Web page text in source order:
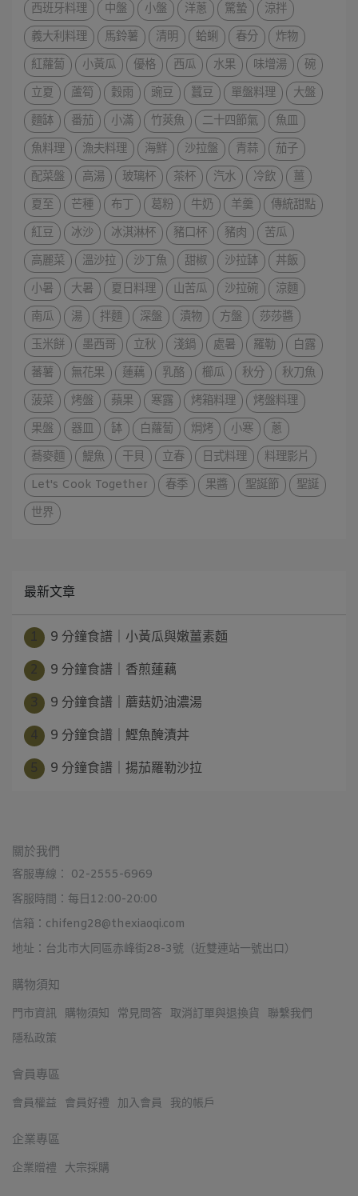
西班牙料理
中盤 小盤 洋蔥 驚蟄
涼拌
義大利料理
馬鈴薯 清明 蛤蜊 春分
炸物
紅蘿蔔
小黃瓜 優格 西瓜 水果 味增湯
碗
立夏
蘆筍 穀雨 豌豆 蠶豆 單盤料理
大盤
麵缽
番茄 小滿 竹莢魚 二十四節氣
魚皿
魚料理
漁夫料理 海鮮 沙拉盤 青蒜
茄子
配菜盤
高湯 玻璃杯 茶杯 汽水 冷飲
薑
夏至
芒種 布丁 葛粉 牛奶 羊羹
傳統甜點
紅豆
冰沙 冰淇淋杯 豬口杯 豬肉
苦瓜
高麗菜
溫沙拉 沙丁魚 甜椒 沙拉缽
丼飯
小暑
大暑 夏日料理 山苦瓜 沙拉碗
涼麵
南瓜
湯 拌麵 深盤 漬物 方盤
莎莎醬
玉米餅
墨西哥 立秋 淺鍋 處暑 羅勒
白露
蕃薯
無花果 蓮藕 乳酪 櫛瓜 秋分
秋刀魚
菠菜
烤盤 蘋果 寒露 烤箱料理
烤盤料理
果盤
器皿 缽 白蘿蔔 焗烤 小寒
蔥
蕎麥麵
鯷魚 干貝 立春 日式料理
料理影片
Let's Cook Together
春季 果醬 聖誕節
聖誕
世界
最新文章
9 分鐘食譜｜小黃瓜與嫩薑素麵
9 分鐘食譜｜香煎蓮藕
9 分鐘食譜｜蘑菇奶油濃湯
9 分鐘食譜｜鰹魚醃漬丼
9 分鐘食譜｜揚茄羅勒沙拉
關於我們
客服專線： 02-2555-6969
客服時間：每日12:00-20:00
信箱：chifeng28@thexiaoqi.com
地址：台北市大同區赤峰街28-3號（近雙連站一號出口）
購物須知
門市資訊 購物須知 常見問答 取消訂單與退換貨
聯繫我們
隱私政策
會員專區
會員權益 會員好禮 加入會員 我的帳戶
企業專區
企業贈禮 大宗採購